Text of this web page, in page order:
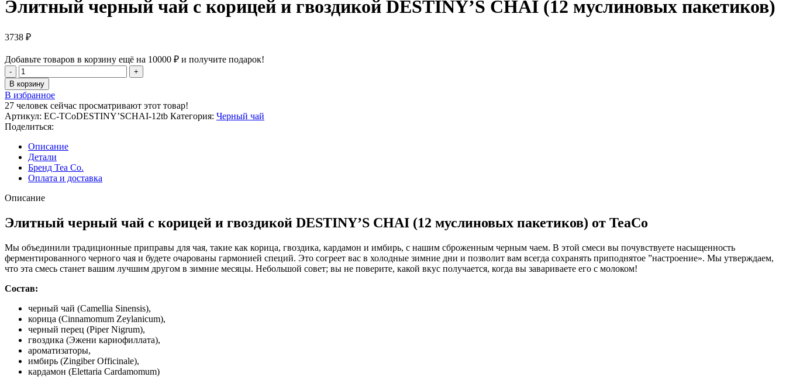
Элитный черный чай с корицей и гвоздикой DESTINY’S CHAI (12 муслиновых пакетиков)
3738 ₽
Добавьте товаров в корзину ещё на 10000 ₽ и получите подарок!
Количество
товара
Элитный
черный
чай
с
корицей
и
гвоздикой
DESTINY’S
CHAI
(12
муслиновых
В корзину
В избранное
27 человек сейчас просматривают этот товар!
Артикул: EC-TCoDESTINY’SCHAI-12tb Категория: Черный чай
Поделиться:
Описание
Детали
Бренд Tea Co.
Оплата и доставка
Описание
Элитный черный чай с корицей и гвоздикой DESTINY’S CHAI (12 муслиновых пакетиков) от TeaCo
Мы объединили традиционные приправы для чая, такие как корица, гвоздика, кардамон и имбирь, с нашим сброженным черным чаем. В этой смеси вы почувствуете насыщенность
ферментированного черного чая и будете очарованы гармонией специй. Это согреет вас в холодные зимние дни и позволит вам всегда сохранять приподнятое ”настроение». Мы утверждаем,
что эта смесь станет вашим лучшим другом в зимние месяцы. Небольшой совет; вы не поверите, какой вкус получается, когда вы завариваете его с молоком!
Состав:
черный чай (Camellia Sinensis),
корица (Cinnamomum Zeylanicum),
черный перец (Piper Nigrum),
гвоздика (Эжени кариофиллата),
ароматизаторы,
имбирь (Zingiber Officinale),
кардамон (Elettaria Cardamomum)